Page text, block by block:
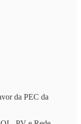
da PEC da